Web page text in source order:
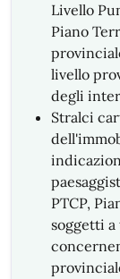
Livello
Piano
livello
degli
Stralci
PTCP,
soggetti